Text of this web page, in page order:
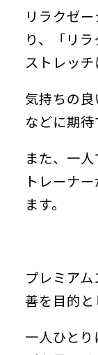
リラクゼ
り、「リ
ストレッチ
気持ちの
などに期待
また、一
トレーナ
ます。
プレミア
善を目的と
一人ひと